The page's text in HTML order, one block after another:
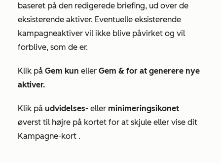
baseret på den redigerede briefing, ud over de
eksisterende aktiver. Eventuelle eksisterende
kampagneaktiver vil ikke blive påvirket og vil
forblive, som de er.
Klik på Gem kun eller Gem & for at generere nye
aktiver.
Klik på udvidelses- eller minimeringsikonet
øverst til højre på kortet for at skjule eller vise dit
Kampagne-kort .